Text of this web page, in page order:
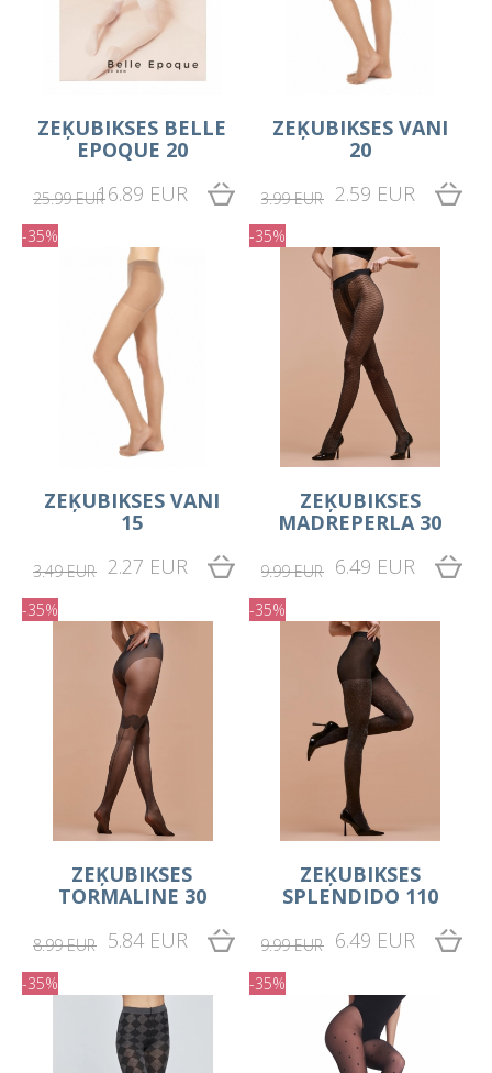
ZEĶUBIKSES BELLE
EPOQUE 20
25.99 EUR16.89 EUR
ZEĶUBIKSES VANI
20
3.99 EUR 2.59 EUR
-35%
ZEĶUBIKSES VANI
15
3.49 EUR 2.27 EUR
-35%
ZEĶUBIKSES
MADREPERLA 30
9.99 EUR 6.49 EUR
-35%
ZEĶUBIKSES
TORMALINE 30
8.99 EUR 5.84 EUR
-35%
ZEĶUBIKSES
SPLENDIDO 110
9.99 EUR 6.49 EUR
-35% -35%